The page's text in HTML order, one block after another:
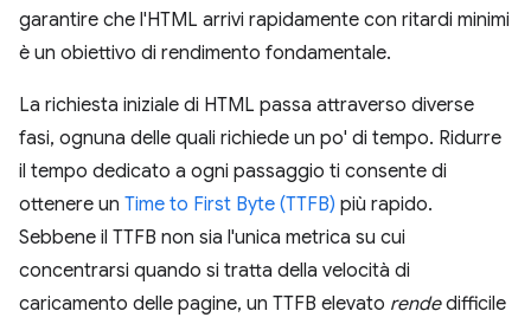
garantire che l'HTML arrivi rapidamente con ritardi minimi
è un obiettivo di rendimento fondamentale.
La richiesta iniziale di HTML passa attraverso diverse
fasi, ognuna delle quali richiede un po' di tempo. Ridurre
il tempo dedicato a ogni passaggio ti consente di
ottenere un Time to First Byte (TTFB) più rapido.
Sebbene il TTFB non sia l'unica metrica su cui
concentrarsi quando si tratta della velocità di
caricamento delle pagine, un TTFB elevato rendedifficile